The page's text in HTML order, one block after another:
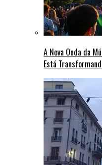
A Nova Onda da
Está